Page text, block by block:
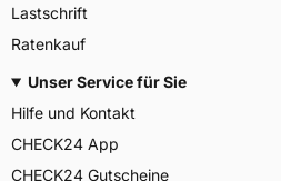
Lastschrift
Ratenkauf
Unser Service für Sie
Hilfe und Kontakt
CHECK24 App
CHECK24 Gutscheine